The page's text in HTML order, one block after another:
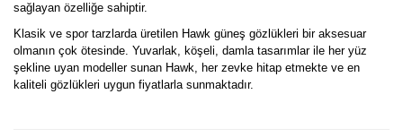
sağlayan özelliğe sahiptir.
Klasik ve spor tarzlarda üretilen Hawk güneş gözlükleri bir aksesuar
olmanın çok ötesinde. Yuvarlak, köşeli, damla tasarımlar ile her yüz
şekline uyan modeller sunan Hawk, her zevke hitap etmekte ve en
kaliteli gözlükleri uygun fiyatlarla sunmaktadır.